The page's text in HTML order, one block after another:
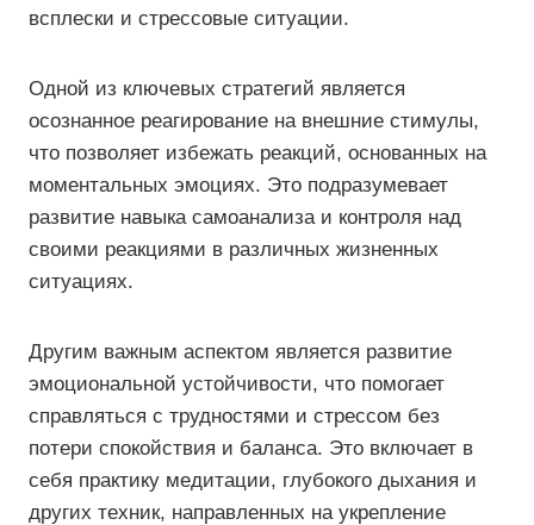
всплески и стрессовые ситуации.
Одной из ключевых стратегий является
осознанное реагирование на внешние стимулы,
что позволяет избежать реакций, основанных на
моментальных эмоциях. Это подразумевает
развитие навыка самоанализа и контроля над
своими реакциями в различных жизненных
ситуациях.
Другим важным аспектом является развитие
эмоциональной устойчивости, что помогает
справляться с трудностями и стрессом без
потери спокойствия и баланса. Это включает в
себя практику медитации, глубокого дыхания и
других техник, направленных на укрепление